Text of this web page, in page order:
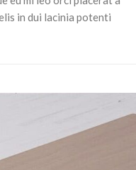
in dui lacinia potenti